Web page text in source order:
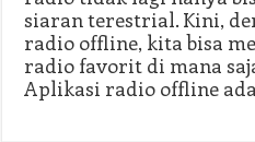
siaran terestrial. Kini,
radio offline, kita bisa
radio favorit di mana
Aplikasi radio offline